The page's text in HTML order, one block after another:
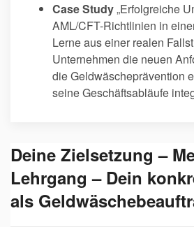
Case Study„Erfolgreiche
AML/CFT-Richtlinien in
Lerne aus einer realen
Unternehmen die neuen
die Geldwäscheprävention
seine Geschäftsabläufe
Deine Zielsetzung –
Lehrgang – Dein
als